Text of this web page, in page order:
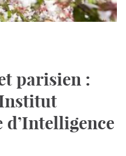
parisien :